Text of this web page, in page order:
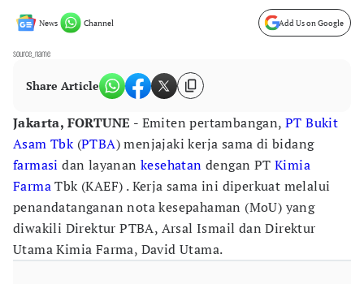
News Channel Add Us on Google
source_name
Share Article
Jakarta, FORTUNE - Emiten pertambangan,PT Bukit
Asam Tbk(PTBA) menjajaki kerja sama di bidang
farmasi dan layanankesehatan dengan PTKimia
FarmaTbk (KAEF) . Kerja sama ini diperkuat melalui
penandatanganan nota kesepahaman (MoU) yang
diwakili Direktur PTBA, Arsal Ismail dan Direktur
Utama Kimia Farma, David Utama.